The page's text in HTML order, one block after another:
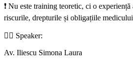
❗ Nu este training teoretic, ci o
riscurile, drepturile și obligațiile
👩‍⚖️ Speaker:
Av. Iliescu Simona Laura